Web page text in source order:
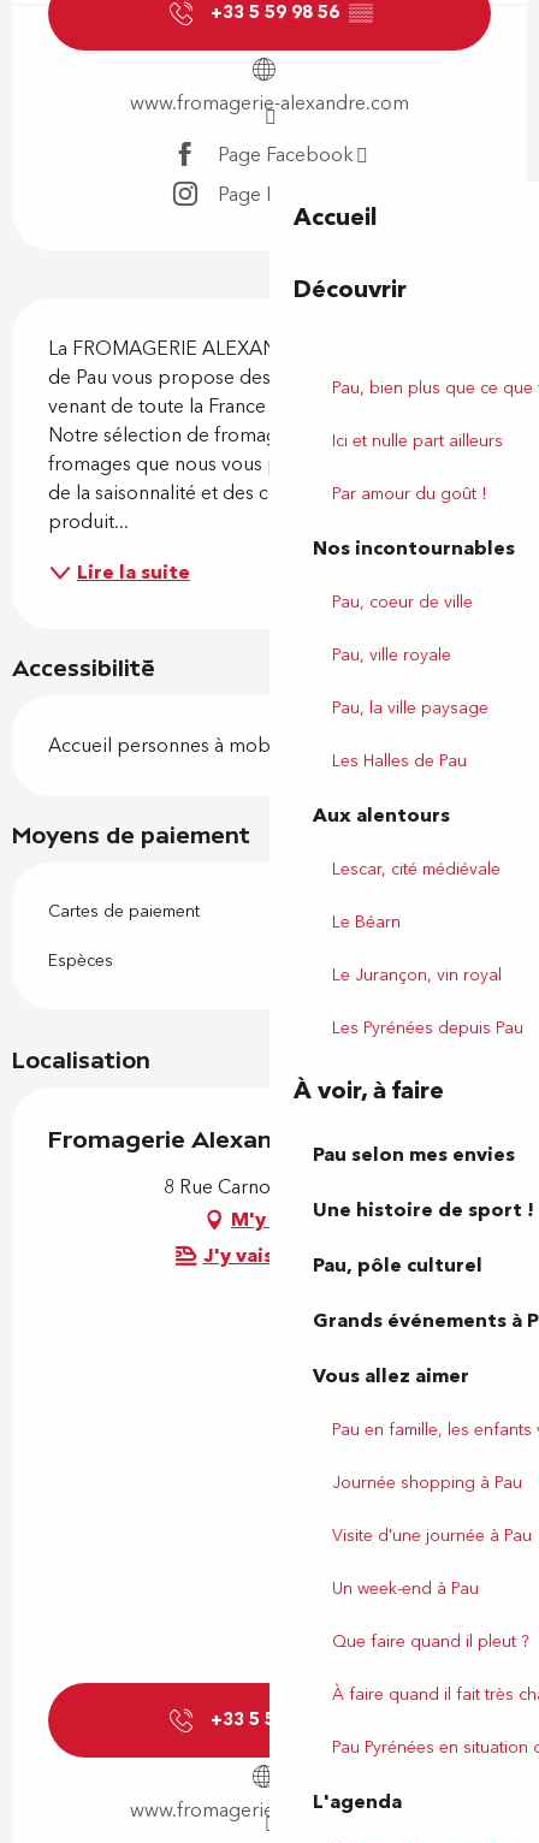
Accueil
Découvrir
Pau, bien plus que ce
Ici et nulle part ailleurs
Par amour du goût !
Nos incontournables
Pau, coeur de ville
Pau, ville royale
Pau, la ville paysage
Les Halles de Pau
Aux alentours
Lescar, cité médiévale
Le Béarn
Le Jurançon, vin royal
Les Pyrénées depuis Pau
À voir, à faire
Pau selon mes envies
Une histoire de sport !
Pau, pôle culturel
Grands événements à
Vous allez aimer
Pau en famille, les
Journée shopping à Pau
Visite d'une journée à Pau
Un week-end à Pau
Que faire quand il pleut ?
À faire quand il fait très
Pau Pyrénées en situation
L'agenda
+33 5 59 98 56 ▒▒
www.fromagerie-alexandre.com
Page Facebook
Page Instagram
La FROMAGERIE ALEXANDRE installée aux Halles
de Pau vous propose des fromages au lait cru
venant de toute la France ainsi que de pays voisins.
Notre sélection de fromage regroupe plus de 120
fromages que nous vous présentons en fonction
de la saisonnalité et des caractéristiques d’un
produit...
Lire la suite
Accessibilité
Accueil personnes à mobilité réduite
Moyens de paiement
Cartes de paiement
Espèces
Localisation
Fromagerie Alexandre
8 Rue Carnot, 64000 Pau
M'y rendre
J'y vais en train !
+33 5 59 98 56
www.fromagerie-alexandre.com